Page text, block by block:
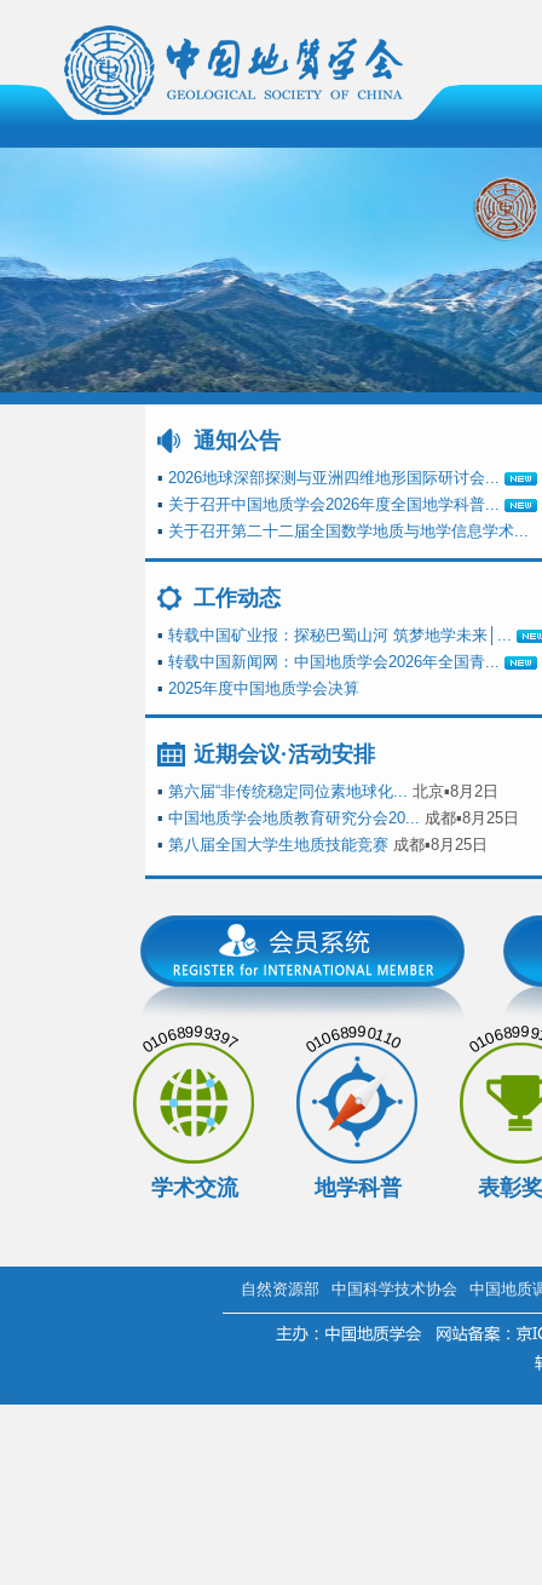
通知公告
▪ 2026地球深部探测与亚洲四维地形国际研讨会...
▪ 关于召开中国地质学会2026年度全国地学科普...
▪ 关于召开第二十二届全国数学地质与地学信息学术...
工作动态
▪ 转载中国矿业报：探秘巴蜀山河 筑梦地学未来│...
▪ 转载中国新闻网：中国地质学会2026年全国青...
▪ 2025年度中国地质学会决算
近期会议·活动安排
▪ 第六届“非传统稳定同位素地球化... 北京▪8月2日
▪ 中国地质学会地质教育研究分会20... 成都▪8月25日
▪ 第八届全国大学生地质技能竞赛 成都▪8月25日
01068999397
学术交流
01068990110
地学科普 表彰
自然资源部 中国科学技术协会 中国地质
.